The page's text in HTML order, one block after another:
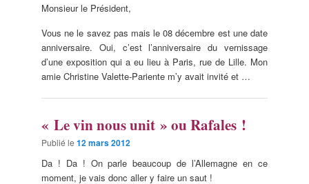
Monsieur le Président,
Vous ne le savez pas mais le 08 décembre est une date
anniversaire. Oui, c’est l’anniversaire du vernissage
d’une exposition qui a eu lieu à Paris, rue de Lille. Mon
amie Christine Valette-Pariente m’y avait invité et …
« Le vin nous unit » ou Rafales !
Publié le 12 mars 2012
Da ! Da ! On parle beaucoup de l’Allemagne en ce
moment, je vais donc aller y faire un saut !